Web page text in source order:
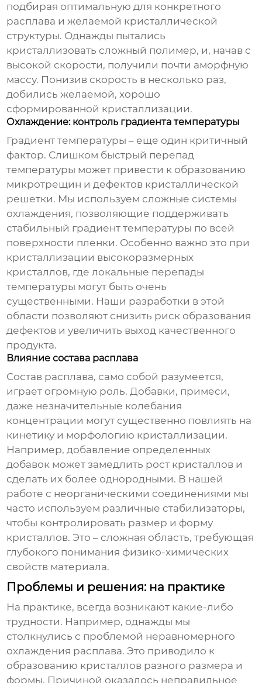
подбирая оптимальную для конкретного
расплава и желаемой кристаллической
структуры. Однажды пытались
кристаллизовать сложный полимер, и, начав с
высокой скорости, получили почти аморфную
массу. Понизив скорость в несколько раз,
добились желаемой, хорошо
сформированной кристаллизации.
Охлаждение: контроль градиента температуры
Градиент температуры – еще один критичный
фактор. Слишком быстрый перепад
температуры может привести к образованию
микротрещин и дефектов кристаллической
решетки. Мы используем сложные системы
охлаждения, позволяющие поддерживать
стабильный градиент температуры по всей
поверхности пленки. Особенно важно это при
кристаллизации высокоразмерных
кристаллов, где локальные перепады
температуры могут быть очень
существенными. Наши разработки в этой
области позволяют снизить риск образования
дефектов и увеличить выход качественного
продукта.
Влияние состава расплава
Состав расплава, само собой разумеется,
играет огромную роль. Добавки, примеси,
даже незначительные колебания
концентрации могут существенно повлиять на
кинетику и морфологию кристаллизации.
Например, добавление определенных
добавок может замедлить рост кристаллов и
сделать их более однородными. В нашей
работе с неорганическими соединениями мы
часто используем различные стабилизаторы,
чтобы контролировать размер и форму
кристаллов. Это – сложная область, требующая
глубокого понимания физико-химических
свойств материала.
Проблемы и решения: на практике
На практике, всегда возникают какие-либо
трудности. Например, однажды мы
столкнулись с проблемой неравномерного
охлаждения расплава. Это приводило к
образованию кристаллов разного размера и
формы. Причиной оказалось неправильное